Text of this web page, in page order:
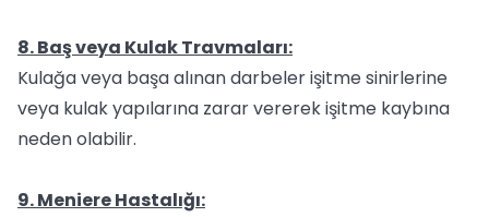
8. Baş veya Kulak Travmaları:
Kulağa veya başa alınan darbeler işitme sinirlerine
veya kulak yapılarına zarar vererek işitme kaybına
neden olabilir.
9. Meniere Hastalığı: